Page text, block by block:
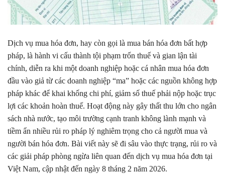
Dịch vụ mua hóa đơn, hay còn gọi là mua bán hóa đơn bất hợp
pháp, là hành vi cấu thành tội phạm trốn thuế và gian lận tài
chính, diễn ra khi một doanh nghiệp hoặc cá nhân mua hóa đơn
đầu vào giả từ các doanh nghiệp “ma” hoặc các nguồn không hợp
pháp khác để khai khống chi phí, giảm số thuế phải nộp hoặc trục
lợi các khoản hoàn thuế. Hoạt động này gây thất thu lớn cho ngân
sách nhà nước, tạo môi trường cạnh tranh không lành mạnh và
tiềm ẩn nhiều rủi ro pháp lý nghiêm trọng cho cả người mua và
người bán hóa đơn. Bài viết này sẽ đi sâu vào thực trạng, rủi ro và
các giải pháp phòng ngừa liên quan đến dịch vụ mua hóa đơn tại
Việt Nam, cập nhật đến ngày 8 tháng 2 năm 2026.